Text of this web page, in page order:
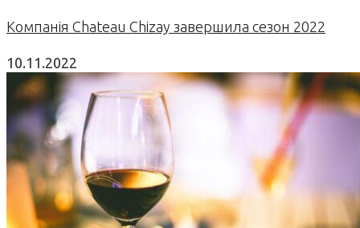
Компанія Chateau Chizay завершила сезон 2022
10.11.2022